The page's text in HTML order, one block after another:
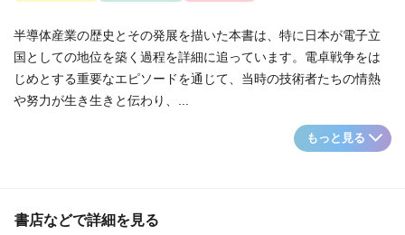
半導体産業の歴史とその発展を描いた本書は、特に日本が電子立
国としての地位を築く過程を詳細に追っています。電卓戦争をは
じめとする重要なエピソードを通じて、当時の技術者たちの情熱
や努力が生き生きと伝わり、...
もっと見る
書店などで詳細を見る